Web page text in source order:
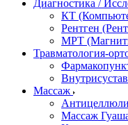
Диагностика /
КТ
Рентген
МРТ
Травматология-
Массаж
Массаж